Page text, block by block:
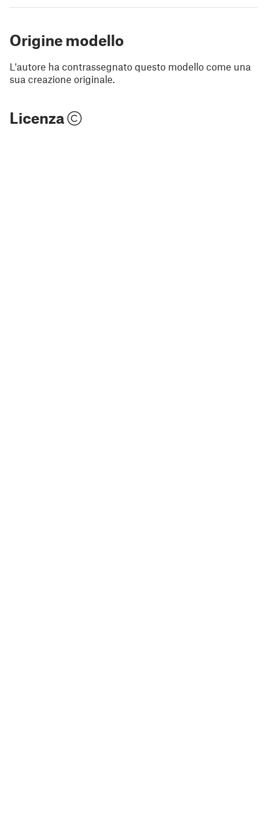
Origine modello
L'autore ha contrassegnato questo modello come una
sua creazione originale.
Licenza